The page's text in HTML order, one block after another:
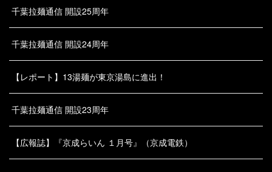
千葉拉麺通信 開設25周年
千葉拉麺通信 開設24周年
【レポート】13湯麺が東京湯島に進出！
千葉拉麺通信 開設23周年
【広報誌】『京成らいん １月号』（京成電鉄）